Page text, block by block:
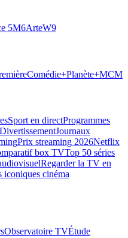
5M6ArteW9
Comédie+Planète+MCM
Sport en directProgrammes
DivertissementJournaux
Prix streaming 2026Netflix
box TVTop 50 séries
Regarder la TV en
iconiques cinéma
Observatoire TVÉtude